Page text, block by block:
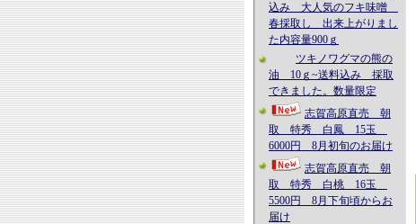
込み 大人気のフキ味噌
春採取し 出来上がりまし
た内容量900ｇ
ツキノワグマの熊の
油 10ｇ~送料込み 採取
できました。数量限定
志賀高原直売 朝
取 特秀 白鳳 15玉
6000円 8月初旬のお届け
志賀高原直売 朝
取 特秀 白桃 16玉
5500円 8月下旬頃からお
届け